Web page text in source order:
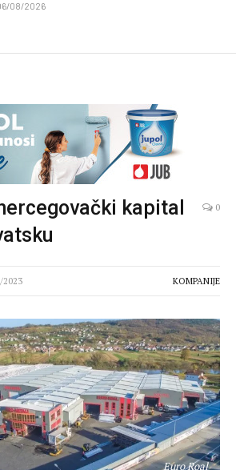
08/2026
kapital
0
2023 KOMPANIJE
Euro Roal